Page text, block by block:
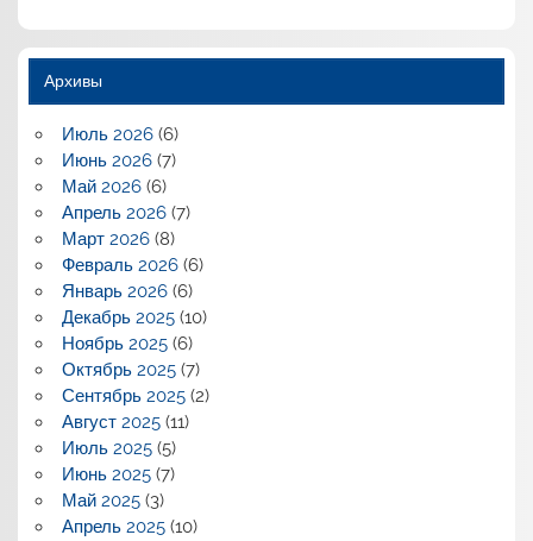
Архивы
Июль 2026(6)
Июнь 2026(7)
Май 2026(6)
Апрель 2026(7)
Март 2026(8)
Февраль 2026(6)
Январь 2026(6)
Декабрь 2025(10)
Ноябрь 2025(6)
Октябрь 2025(7)
Сентябрь 2025(2)
Август 2025(11)
Июль 2025(5)
Июнь 2025(7)
Май 2025(3)
Апрель 2025(10)